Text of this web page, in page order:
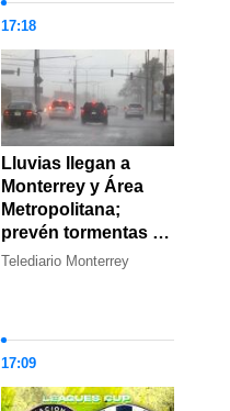
17:18
Lluvias llegan a
Monterrey y Área
Metropolitana;
prevén tormentas y
ráfagas de viento
Telediario Monterrey
17:09